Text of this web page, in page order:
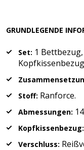
GRUNDLEGENDE
Set: 1
Stoff: Ranforce.
Abmessungen:
Kopfkissenbezug:
Verschluss: